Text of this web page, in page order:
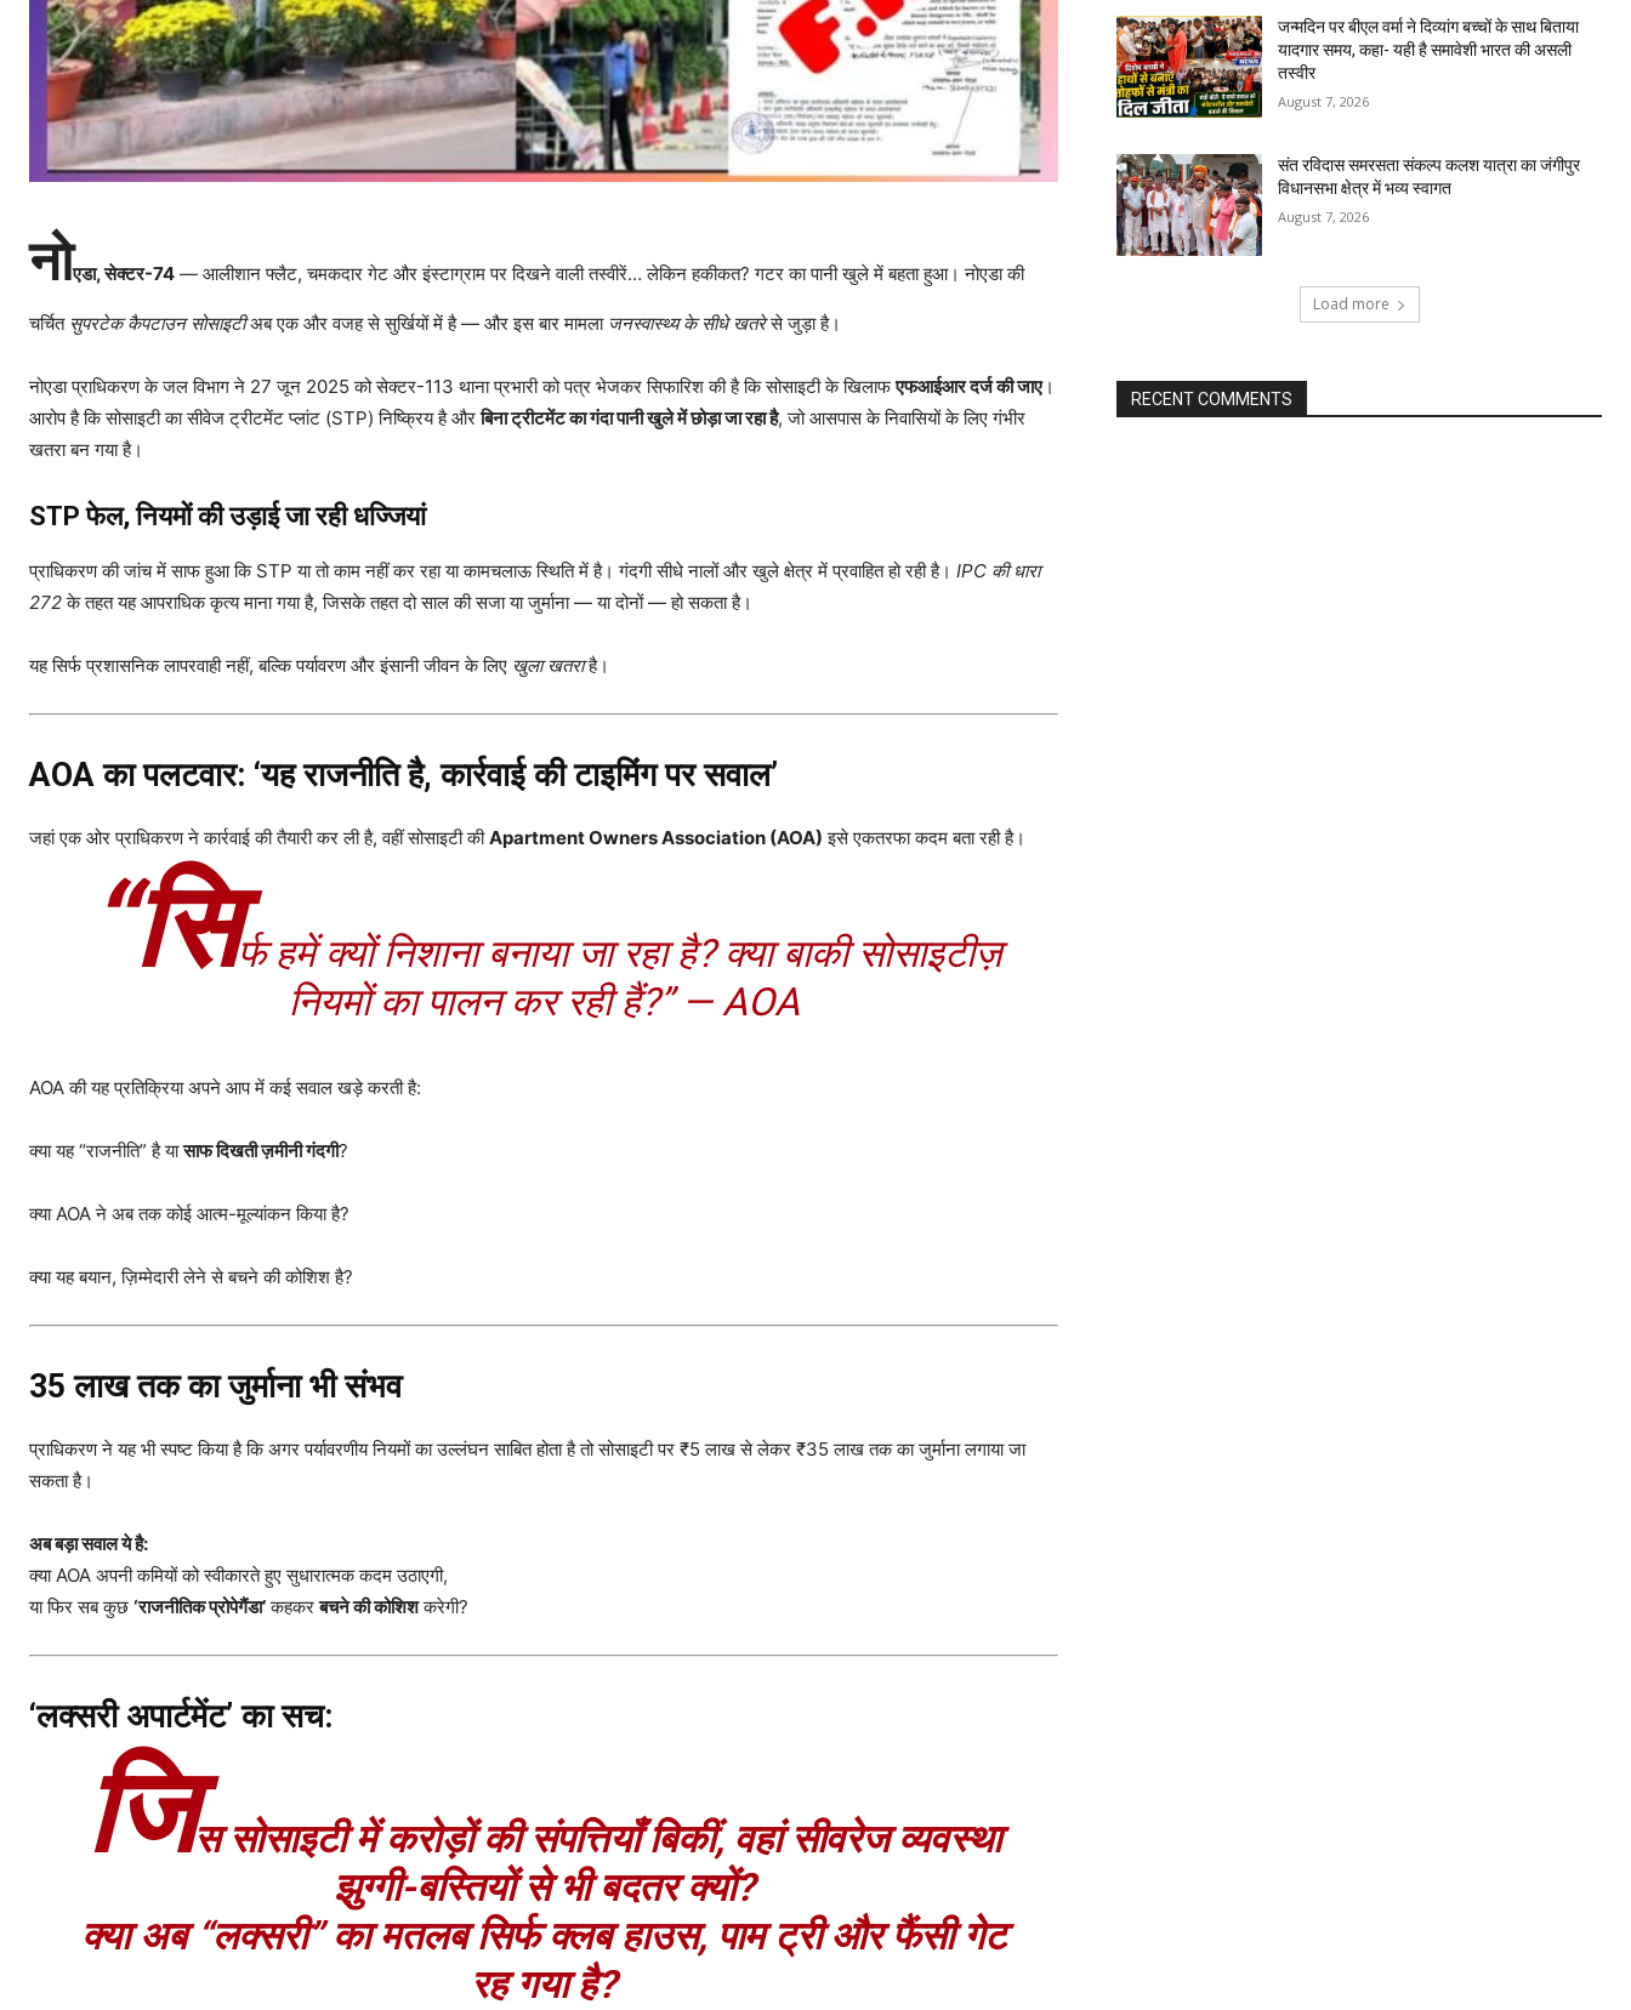
नोएडा, सेक्टर-74 — आलीशान फ्लैट, चमकदार गेट और इंस्टाग्राम पर दिखने वाली तस्वीरें… लेकिन हकीकत? गटर का पानी खुले में बहता हुआ। नोएडा की
चर्चित सुपरटेक कैपटाउन सोसाइटीअब एक और वजह से सुर्खियों में है — और इस बार मामला जनस्वास्थ्य के सीधे खतरेसे जुड़ा है।
नोएडा प्राधिकरण के जल विभाग ने 27 जून 2025 को सेक्टर-113 थाना प्रभारी को पत्र भेजकर सिफारिश की है कि सोसाइटी के खिलाफएफआईआर दर्ज की जाए।
आरोप है कि सोसाइटी का सीवेज ट्रीटमेंट प्लांट (STP) निष्क्रिय है औरबिना ट्रीटमेंट का गंदा पानी खुले में छोड़ा जा रहा है, जो आसपास के निवासियों के लिए गंभीर
खतरा बन गया है।
STP फेल, नियमों की उड़ाई जा रही धज्जियां
प्राधिकरण की जांच में साफ हुआ कि STP या तो काम नहीं कर रहा या कामचलाऊ स्थिति में है। गंदगी सीधे नालों और खुले क्षेत्र में प्रवाहित हो रही है। IPC की धारा
272के तहत यह आपराधिक कृत्य माना गया है, जिसके तहत दो साल की सजा या जुर्माना — या दोनों — हो सकता है।
यह सिर्फ प्रशासनिक लापरवाही नहीं, बल्कि पर्यावरण और इंसानी जीवन के लिए खुला खतराहै।
AOA का पलटवार: ‘यह राजनीति है, कार्रवाई की टाइमिंग पर सवाल’
जहां एक ओर प्राधिकरण ने कार्रवाई की तैयारी कर ली है, वहीं सोसाइटी कीApartment Owners Association (AOA) इसे एकतरफा कदम बता रही है।
“सिर्फ हमें क्यों निशाना बनाया जा रहा है? क्या बाकी सोसाइटीज़
नियमों का पालन कर रही हैं?” — AOA
AOA की यह प्रतिक्रिया अपने आप में कई सवाल खड़े करती है:
क्या यह “राजनीति” है यासाफ दिखती ज़मीनी गंदगी?
क्या AOA ने अब तक कोई आत्म-मूल्यांकन किया है?
क्या यह बयान, ज़िम्मेदारी लेने से बचने की कोशिश है?
₹35 लाख तक का जुर्माना भी संभव
प्राधिकरण ने यह भी स्पष्ट किया है कि अगर पर्यावरणीय नियमों का उल्लंघन साबित होता है तो सोसाइटी पर ₹5 लाख से लेकर ₹35 लाख तक का जुर्माना लगाया जा
सकता है।
अब बड़ा सवाल ये है:
क्या AOA अपनी कमियों को स्वीकारते हुए सुधारात्मक कदम उठाएगी,
या फिर सब कुछ ‘राजनीतिक प्रोपेगैंडा’कहकरबचने की कोशिशकरेगी?
‘लक्सरी अपार्टमेंट’ का सच:
जिस सोसाइटी में करोड़ों की संपत्तियाँ बिकीं, वहां सीवरेज व्यवस्था
झुग्गी-बस्तियों से भी बदतर क्यों?
क्या अब “लक्सरी” का मतलब सिर्फ क्लब हाउस, पाम ट्री और फैंसी गेट
रह गया है?
जन्मदिन पर बीएल वर्मा ने दिव्यांग बच्चों के साथ बिताया
यादगार समय, कहा- यही है समावेशी भारत की असली
तस्वीर
August 7, 2026
संत रविदास समरसता संकल्प कलश यात्रा का जंगीपुर
विधानसभा क्षेत्र में भव्य स्वागत
August 7, 2026
Load more
RECENT COMMENTS